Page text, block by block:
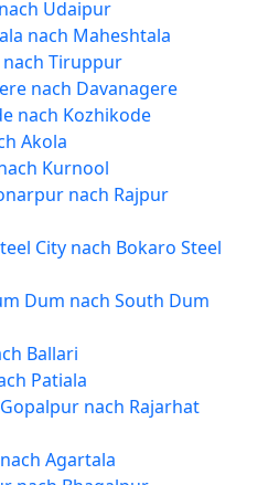
Udaipur
nach Maheshtala
Tiruppur
nach Davanagere
nach Kozhikode
Akola
Kurnool
nach Rajpur
City nach Bokaro Steel
Dum nach South Dum
Ballari
Patiala
nach Rajarhat
Agartala